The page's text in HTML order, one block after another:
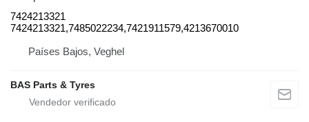
7424213321
7424213321,7485022234,7421911579,4213670010
Países Bajos, Veghel
BAS Parts & Tyres